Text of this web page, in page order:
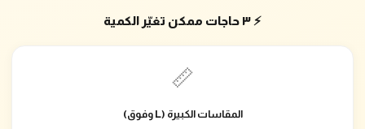
⚡ ٣ حاجات ممكن تغيّر الكمية
📏
المقاسات الكبيرة (L وفوق)